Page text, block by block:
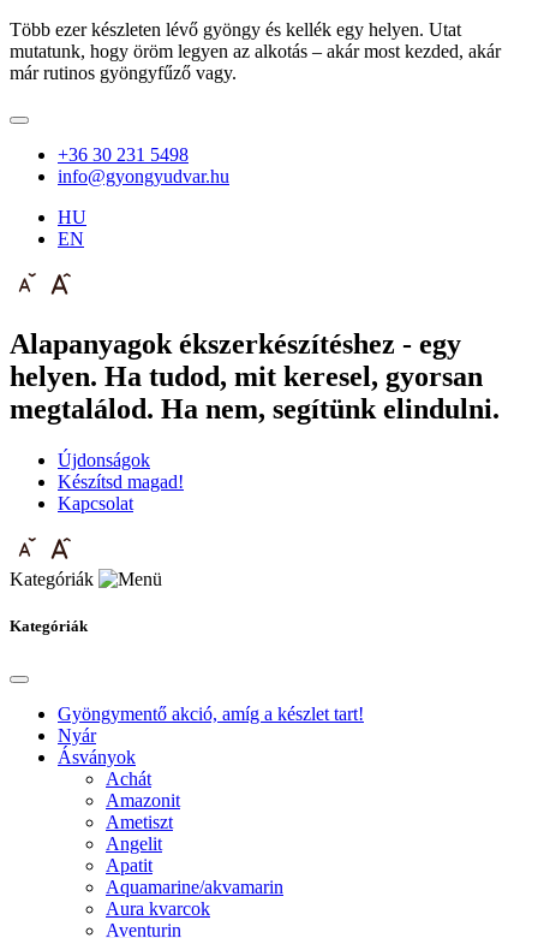
Több ezer készleten lévő gyöngy és kellék egy helyen. Utat
mutatunk, hogy öröm legyen az alkotás – akár most kezded, akár
már rutinos gyöngyfűző vagy.
+36 30 231 5498
info@gyongyudvar.hu
HU
EN
Alapanyagok ékszerkészítéshez - egy
helyen. Ha tudod, mit keresel, gyorsan
megtalálod. Ha nem, segítünk elindulni.
Újdonságok
Készítsd magad!
Kapcsolat
Kategóriák
Kategóriák
Gyöngymentő akció, amíg a készlet tart!
Nyár
Ásványok
Achát
Amazonit
Ametiszt
Angelit
Apatit
Aquamarine/akvamarin
Aura kvarcok
Aventurin